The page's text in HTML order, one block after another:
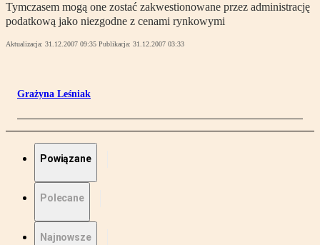
Tymczasem mogą one zostać zakwestionowane przez administrację
podatkową jako niezgodne z cenami rynkowymi
Aktualizacja: 31.12.2007 09:35 Publikacja: 31.12.2007 03:33
Grażyna Leśniak
Powiązane
Polecane
Najnowsze